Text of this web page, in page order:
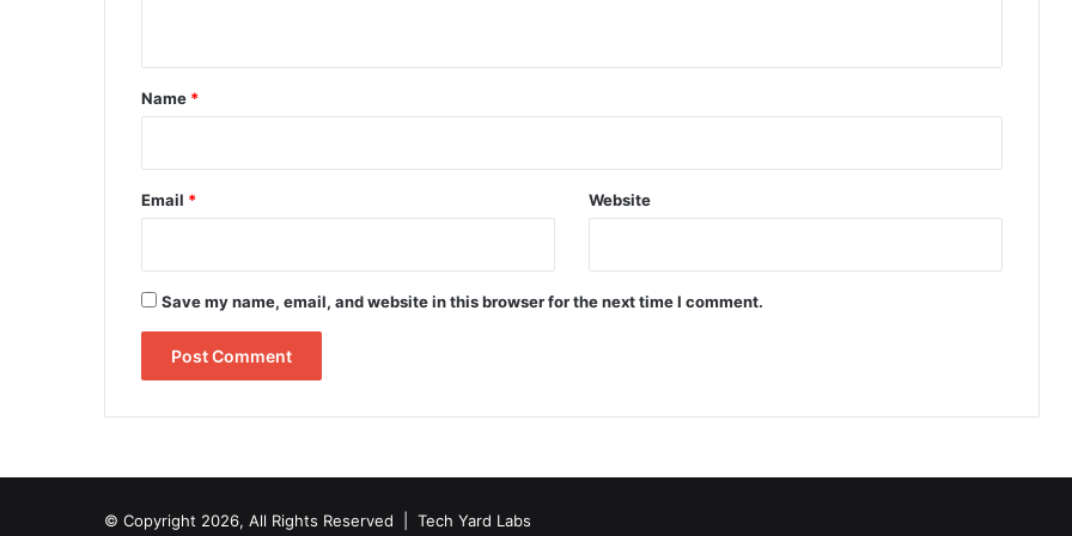
*
Name *
Email * Website
Save my name, email, and website in this browser for the next time I comment.
© Copyright 2026, All Rights Reserved | Tech Yard Labs